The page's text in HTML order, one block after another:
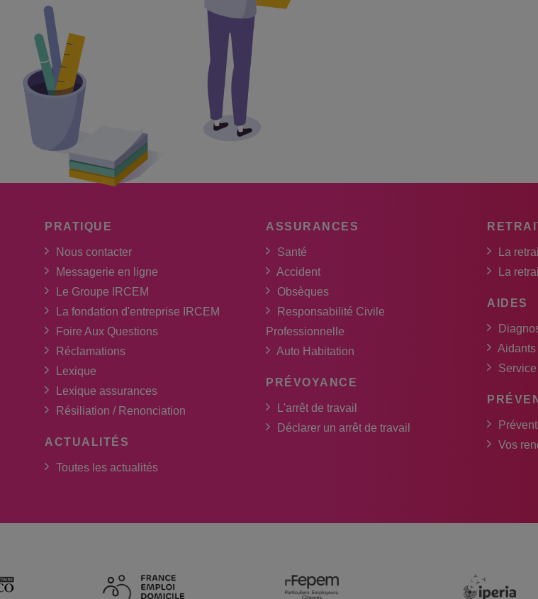
PRATIQUE
Nous contacter
Messagerie en ligne
Le Groupe IRCEM
La fondation d'entreprise IRCEM
Foire Aux Questions
Réclamations
Lexique
Lexique assurances
Résiliation / Renonciation
ACTUALITÉS
Toutes les actualités
ASSURANCES
Santé
Accident
Obsèques
Responsabilité Civile
Professionnelle
Auto Habitation
PRÉVOYANCE
L'arrêt de travail
Déclarer un arrêt de travail
La
La
AIDES
Vos